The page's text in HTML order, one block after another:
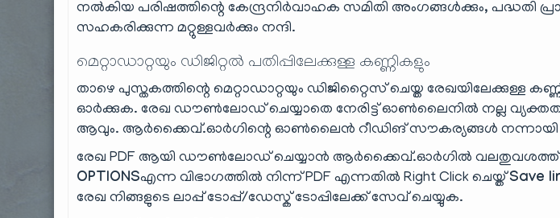
നൽകിയ പരിഷത്തിന്റെ കേന്ദ്രനിര്‍വാഹക സമിതി അംഗങ്ങൾക്കും, പദ്ധതി
സഹകരിക്കുന്ന മറ്റുള്ളവർക്കും നന്ദി.
മെറ്റാഡാറ്റയും ഡിജിറ്റൽ പതിപ്പിലേക്കുള്ള കണ്ണികളും
താഴെ പുസ്തകത്തിന്റെ മെറ്റാഡാറ്റയും ഡിജിറ്റൈസ് ചെയ്ത രേഖയിലേക്കുള്ള
ഓർക്കുക. രേഖ ഡൗൺലോഡ് ചെയ്യാതെ നേരിട്ട് ഓൺലൈനിൽ നല്ല
ആവും. ആർക്കൈവ്.ഓർഗിന്റെ ഓൺലൈൻ റീഡിങ് സൗകര്യങ്ങൾ നന്നായി
രേഖ PDF ആയി ഡൗൺലോഡ് ചെയ്യാൻ ആർക്കൈവ്.ഓർഗിൽ
OPTIONSഎന്ന വിഭാഗത്തിൽ നിന്ന് PDF എന്നതിൽ Right Click ചെയ്ത്Save
രേഖ നിങ്ങളുടെ ലാപ്പ് ടോപ്പ്/ഡേസ്ക് ടോപ്പിലേക്ക് സേവ് ചെയ്യുക.